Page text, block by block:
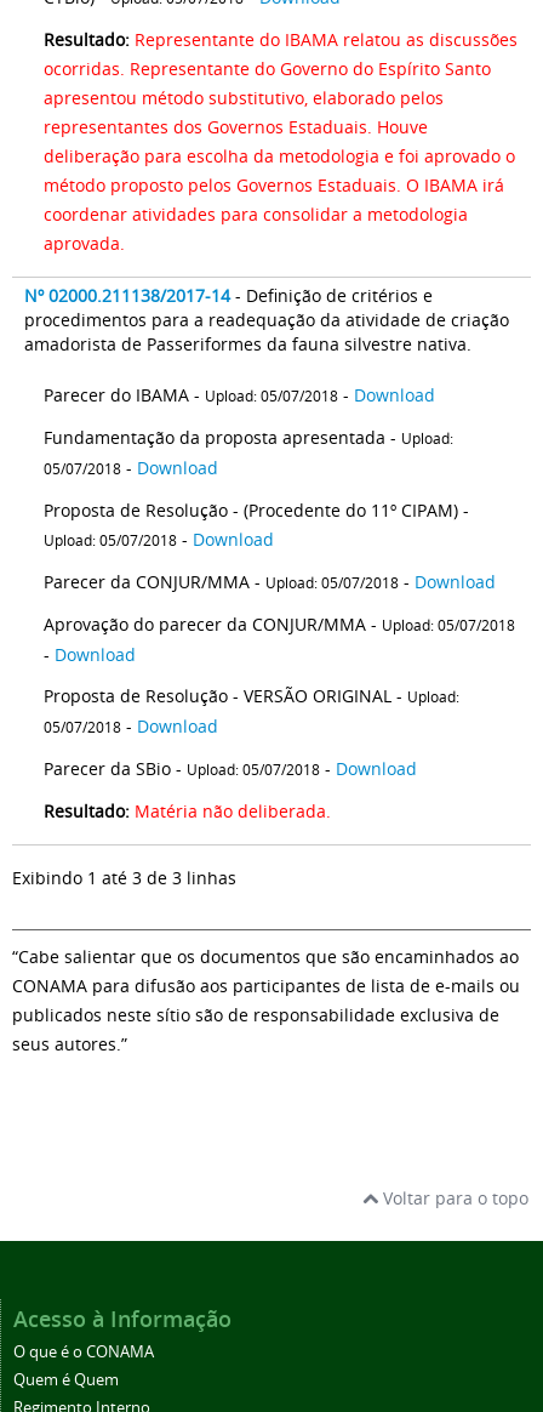
Resultado: Representante do IBAMA relatou as discussões
ocorridas. Representante do Governo do Espírito Santo
apresentou método substitutivo, elaborado pelos
representantes dos Governos Estaduais. Houve
deliberação para escolha da metodologia e foi aprovado o
método proposto pelos Governos Estaduais. O IBAMA irá
coordenar atividades para consolidar a metodologia
aprovada.
Nº 02000.211138/2017-14 - Definição de critérios e
procedimentos para a readequação da atividade de criação
amadorista de Passeriformes da fauna silvestre nativa.
Parecer do IBAMA - Upload: 05/07/2018 - Download
Fundamentação da proposta apresentada - Upload:
05/07/2018 - Download
Proposta de Resolução - (Procedente do 11º CIPAM) -
Upload: 05/07/2018 - Download
Parecer da CONJUR/MMA - Upload: 05/07/2018 - Download
Aprovação do parecer da CONJUR/MMA - Upload: 05/07/2018
- Download
Proposta de Resolução - VERSÃO ORIGINAL - Upload:
05/07/2018 - Download
Parecer da SBio - Upload: 05/07/2018 - Download
Resultado: Matéria não deliberada.
Exibindo 1 até 3 de 3 linhas
“Cabe salientar que os documentos que são encaminhados ao
CONAMA para difusão aos participantes de lista de e-mails ou
publicados neste sítio são de responsabilidade exclusiva de
seus autores.”
Voltar para o topo
Acesso à Informação
O que é o CONAMA
Quem é Quem
Regimento Interno